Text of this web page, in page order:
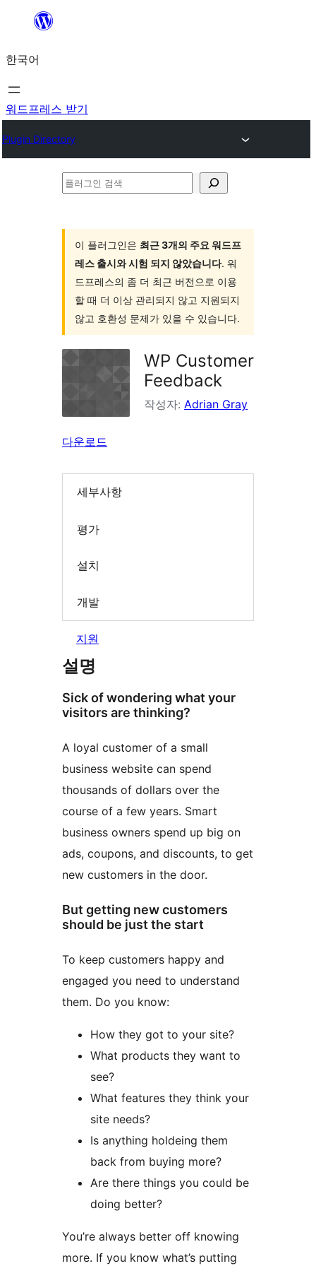
츠
로
바
가
한국어
워드프레스 받기
Plugin Directory
플
이 플러그인은 최근 3개의 주요 워드프
레스 출시와 시험 되지 않았습니다. 워
드프레스의 좀 더 최근 버전으로 이용
할 때 더 이상 관리되지 않고 지원되지
않고 호환성 문제가 있을 수 있습니다.
WP Customer
Feedback
작성자: Adrian Gray
다운로드
세부사항
평가
설치
개발
지원
설명
Sick of wondering what your
visitors are thinking?
A loyal customer of a small
business website can spend
thousands of dollars over the
course of a few years. Smart
business owners spend up big on
ads, coupons, and discounts, to get
new customers in the door.
But getting new customers
should be just the start
To keep customers happy and
engaged you need to understand
them. Do you know:
How they got to your site?
What products they want to
see?
What features they think your
site needs?
Is anything holdeing them
back from buying more?
Are there things you could be
doing better?
You’re always better off knowing
more. If you know what’s putting